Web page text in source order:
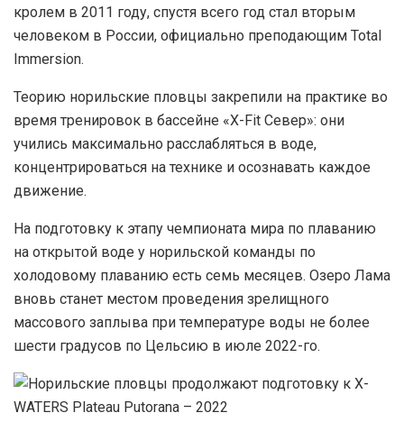
кролем в 2011 году, спустя всего год стал вторым
человеком в России, официально преподающим Total
Immersion.
Теорию норильские пловцы закрепили на практике во
время тренировок в бассейне «Х-Fit Север»: они
учились максимально расслабляться в воде,
концентрироваться на технике и осознавать каждое
движение.
На подготовку к этапу чемпионата мира по плаванию
на открытой воде у норильской команды по
холодовому плаванию есть семь месяцев. Озеро Лама
вновь станет местом проведения зрелищного
массового заплыва при температуре воды не более
шести градусов по Цельсию в июле 2022-го.